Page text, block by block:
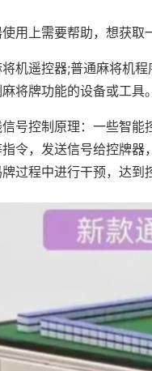
用上需要帮助，想获
机遥控器;普通麻将机
将牌功能的设备或工具。
号控制原理：一些智
令，发送信号给控牌
过程中进行干预，达到